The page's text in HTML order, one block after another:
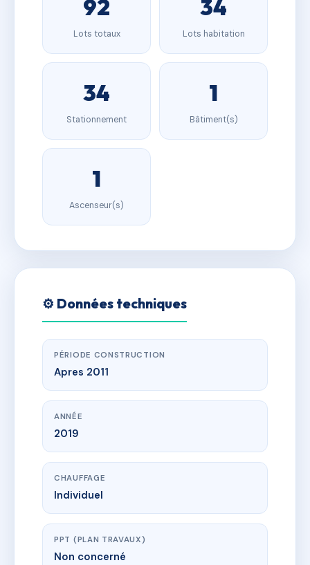
92
Lots totaux
34
Lots habitation
34
Stationnement
1
Bâtiment(s)
1
Ascenseur(s)
⚙️ Données techniques
PÉRIODE CONSTRUCTION
Apres 2011
ANNÉE
2019
CHAUFFAGE
Individuel
PPT (PLAN TRAVAUX)
Non concerné